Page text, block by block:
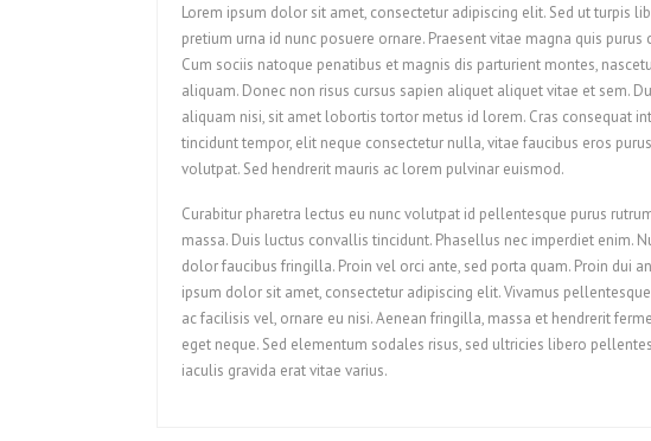
Lorem ipsum dolor sit amet, consectetur adipiscing elit. Sed ut turpis
pretium urna id nunc posuere ornare. Praesent vitae magna quis
Cum sociis natoque penatibus et magnis dis parturient montes,
aliquam. Donec non risus cursus sapien aliquet aliquet vitae et sem.
aliquam nisi, sit amet lobortis tortor metus id lorem. Cras consequat
tincidunt tempor, elit neque consectetur nulla, vitae faucibus eros
volutpat. Sed hendrerit mauris ac lorem pulvinar euismod.
Curabitur pharetra lectus eu nunc volutpat id pellentesque purus
massa. Duis luctus convallis tincidunt. Phasellus nec imperdiet enim.
dolor faucibus fringilla. Proin vel orci ante, sed porta quam. Proin dui
ipsum dolor sit amet, consectetur adipiscing elit. Vivamus
ac facilisis vel, ornare eu nisi. Aenean fringilla, massa et hendrerit
eget neque. Sed elementum sodales risus, sed ultricies libero
iaculis gravida erat vitae varius.